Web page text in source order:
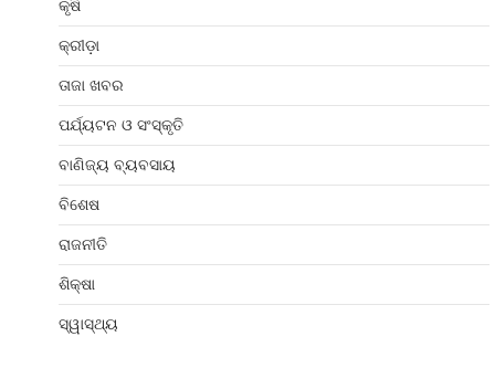
କୃଷି
କ୍ରୀଡ଼ା
ତାଜା ଖବର
ପର୍ଯ୍ୟଟନ ଓ ସଂସ୍କୃତି
ବାଣିଜ୍ୟ ବ୍ୟବସାୟ
ବିଶେଷ
ରାଜନୀତି
ଶିକ୍ଷା
ସ୍ୱାସ୍ଥ୍ୟ